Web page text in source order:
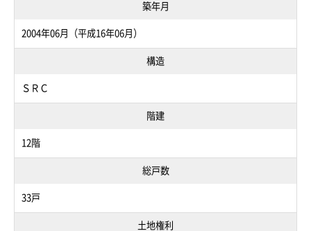
築年月
2004年06月（平成16年06月）
構造
ＳＲＣ
階建
12階
総戸数
33戸
土地権利